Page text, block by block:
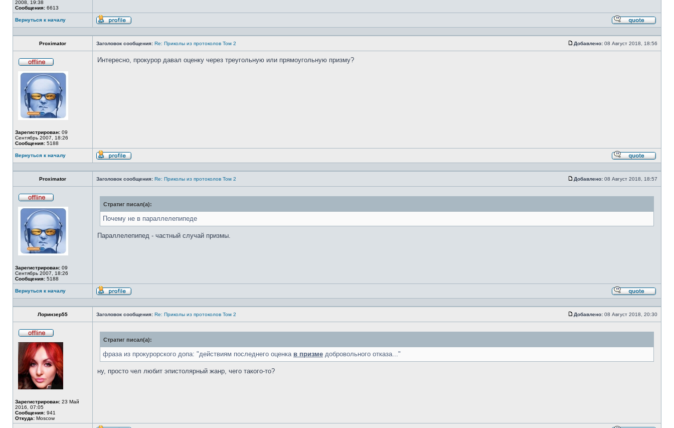
2008, 19:38
Сообщения: 6613
Вернуться к началу
Профиль
Proximator
Заголовок сообщения: Re: Приколы из протоколов Том 2
Сообщение
Добавлено: 08 Август 2018, 18:56
в
сети
Зарегистрирован: 09
Сентябрь 2007, 18:26
Сообщения: 5188
Интересно, прокурор давал оценку через треугольную или прямоугольную призму?
Вернуться к началу
Профиль
Proximator
Заголовок сообщения: Re: Приколы из протоколов Том 2
Сообщение
Добавлено: 08 Август 2018, 18:57
в
сети
Зарегистрирован: 09
Сентябрь 2007, 18:26
Сообщения: 5188
Стратиг писал(а):
Почему не в параллелепипеде
Параллелепипед - частный случай призмы.
Вернуться к началу
Профиль
Лоринзер55
Заголовок сообщения: Re: Приколы из протоколов Том 2
Сообщение
Добавлено: 08 Август 2018, 20:30
в
сети
Зарегистрирован: 23 Май
2016, 07:05
Сообщения: 941
Откуда: Moscow
Стратиг писал(а):
фраза из прокурорского допа: "действиям последнего оценка в призме добровольного отказа..."
ну, просто чел любит эпистолярный жанр, чего такого-то?